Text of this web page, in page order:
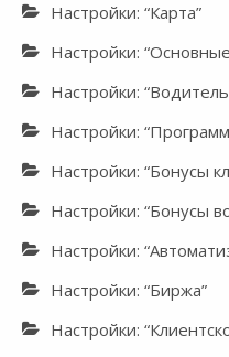
Настройки: “Карта”
Настройки:
Настройки:
Настройки:
Настройки: “Бонусы
Настройки: “Бонусы
Настройки:
Настройки: “Биржа”
Настройки: